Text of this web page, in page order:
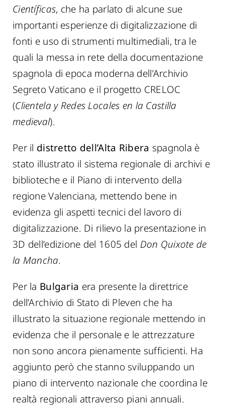
Científicas, che ha parlato di alcune sue
importanti esperienze di digitalizzazione di
fonti e uso di strumenti multimediali, tra le
quali la messa in rete della documentazione
spagnola di epoca moderna dell’Archivio
Segreto Vaticano e il progetto CRELOC
(Clientela y Redes Locales en la Castilla
medieval).
Per il distretto dell’Alta Ribera spagnola è
stato illustrato il sistema regionale di archivi e
biblioteche e il Piano di intervento della
regione Valenciana, mettendo bene in
evidenza gli aspetti tecnici del lavoro di
digitalizzazione. Di rilievo la presentazione in
3D dell’edizione del 1605 del Don Quixote de
la Mancha.
Per la Bulgaria era presente la direttrice
dell’Archivio di Stato di Pleven che ha
illustrato la situazione regionale mettendo in
evidenza che il personale e le attrezzature
non sono ancora pienamente sufficienti. Ha
aggiunto però che stanno sviluppando un
piano di intervento nazionale che coordina le
realtà regionali attraverso piani annuali.